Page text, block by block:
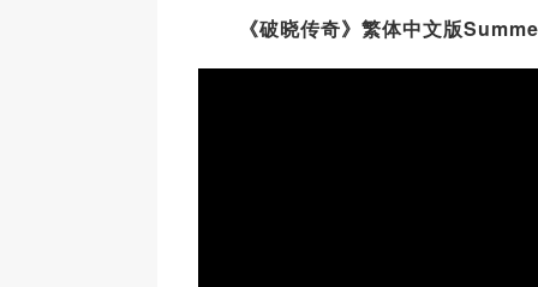
《破晓传奇》繁体中文版